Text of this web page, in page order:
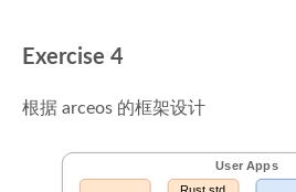
Exercise 4
根据 arceos 的框架设计